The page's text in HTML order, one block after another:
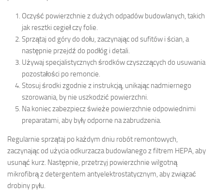
Oczyść powierzchnie z dużych odpadów budowlanych, takich
jak resztki cegieł czy folie.
Sprzątaj od góry do dołu, zaczynając od sufitów i ścian, a
następnie przejdź do podłóg i detali.
Używaj specjalistycznych środków czyszczących do usuwania
pozostałości po remoncie.
Stosuj środki zgodnie z instrukcją, unikając nadmiernego
szorowania, by nie uszkodzić powierzchni.
Na koniec zabezpiecz świeże powierzchnie odpowiednimi
preparatami, aby były odporne na zabrudzenia.
Regularnie sprzątaj po każdym dniu robót remontowych,
zaczynając od użycia odkurzacza budowlanego z filtrem HEPA, aby
usunąć kurz. Następnie, przetrzyj powierzchnie wilgotną
mikrofibrą z detergentem antyelektrostatycznym, aby związać
drobiny pyłu.